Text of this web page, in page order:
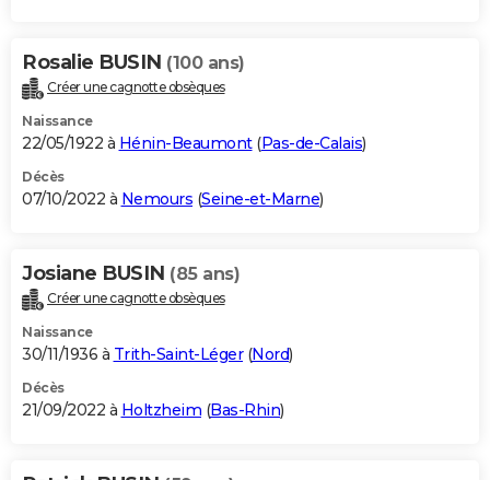
Rosalie BUSIN (100 ans)
Créer une cagnotte obsèques
Naissance
22/05/1922 à Hénin-Beaumont(Pas-de-Calais)
Décès
07/10/2022 à Nemours (Seine-et-Marne)
Josiane BUSIN (85 ans)
Créer une cagnotte obsèques
Naissance
30/11/1936 à Trith-Saint-Léger(Nord)
Décès
21/09/2022 à Holtzheim (Bas-Rhin)